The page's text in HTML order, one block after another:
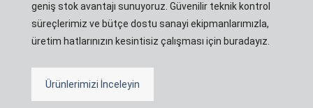
geniş stok avantajı sunuyoruz. Güvenilir teknik kontrol
süreçlerimiz ve bütçe dostu sanayi ekipmanlarımızla,
üretim hatlarınızın kesintisiz çalışması için buradayız.
Ürünlerimizi İnceleyin